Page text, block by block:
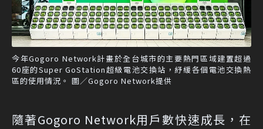
今年Gogoro Network計畫於全台城市的主要熱門區域建置超過
60座的Super GoStation超級電池交換站，紓緩各個電池交換熱
區的使用情況。 圖／Gogoro Network提供
隨著Gogoro Network用戶數快速成長，在